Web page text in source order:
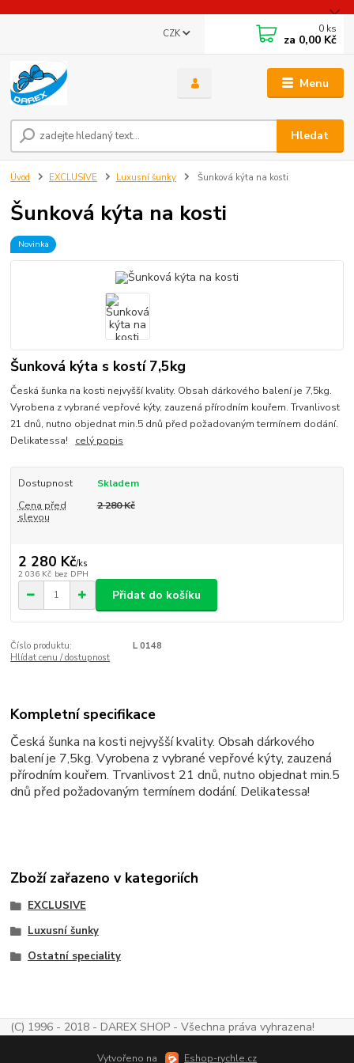
Menu
CZK
Hledat
0 ks
za 0,00 Kč
Úvod EXCLUSIVE Luxusní šunky Šunková kýta na kosti
Šunková kýta na kosti
Novinka
Šunková kýta s kostí 7,5kg
Česká šunka na kosti nejvyšší kvality. Obsah dárkového balení je 7,5kg.
Vyrobena z vybrané vepřové kýty, zauzená přírodním kouřem. Trvanlivost
21 dnů, nutno objednat min.5 dnů před požadovaným termínem dodání.
Delikatessa! celý popis
Dostupnost
Skladem
Cena před
slevou
2 280 Kč
2 280 Kč/ks
2 036 Kč bez DPH
Přidat do košíku
Číslo produktu:
L 0148
Hlídat cenu / dostupnost
Kompletní specifikace
Česká šunka na kosti nejvyšší kvality. Obsah dárkového
balení je 7,5kg. Vyrobena z vybrané vepřové kýty, zauzená
přírodním kouřem. Trvanlivost 21 dnů, nutno objednat min.5
dnů před požadovaným termínem dodání. Delikatessa!
Zboží zařazeno v kategoriích
EXCLUSIVE
Luxusní šunky
Ostatní speciality
(C) 1996 - 2018 - DAREX SHOP - Všechna práva vyhrazena!
Vytvořeno na Eshop-rychle.cz